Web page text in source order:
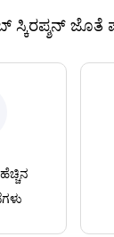
ಸ್ಕಿರಪ್ಶನ್